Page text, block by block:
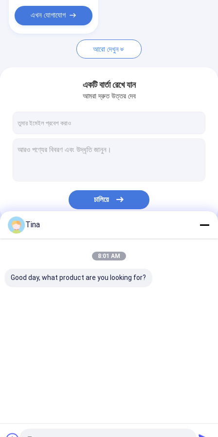
Celsiusএখন যোগাযোগ
আরো দেখুন
একটি বার্তা রেখে যান
আমরা দ্রুত উত্তর দেব
চালিয়ে
আমাদের বিভাগসমূহ
Tina
8:01 AM
Good day, what product are you looking for?